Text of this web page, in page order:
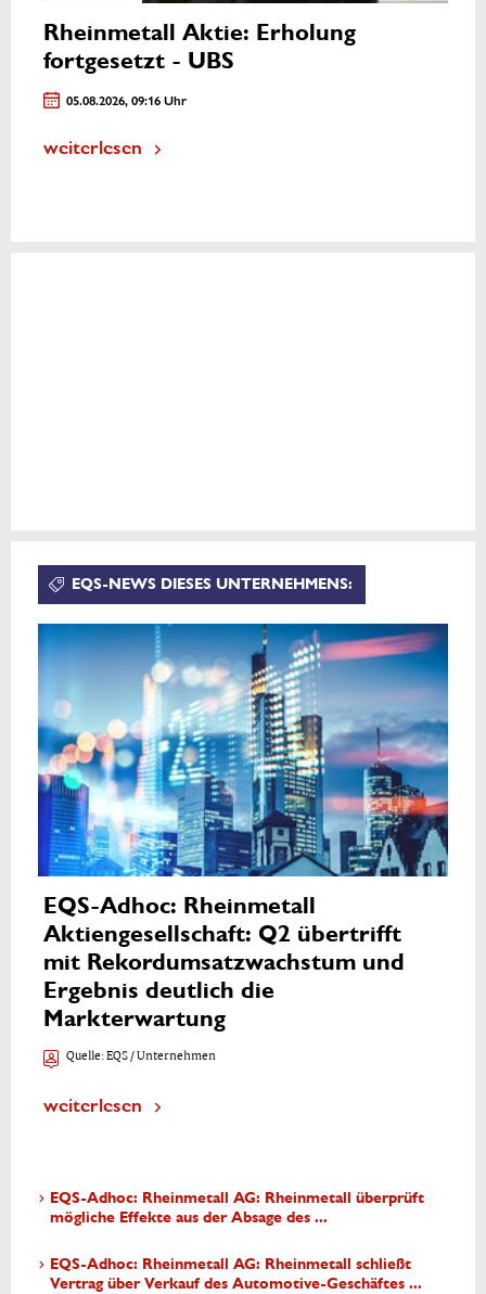
Rheinmetall Aktie: Erholung
fortgesetzt - UBS
05.08.2026, 09:16 Uhr
weiterlesen
EQS-NEWS DIESES UNTERNEHMENS:
EQS-Adhoc: Rheinmetall
Aktiengesellschaft: Q2 übertrifft
mit Rekordumsatzwachstum und
Ergebnis deutlich die
Markterwartung
Quelle:EQS / Unternehmen
weiterlesen
EQS-Adhoc: Rheinmetall AG: Rheinmetall überprüft
mögliche Effekte aus der Absage des ...
EQS-Adhoc: Rheinmetall AG: Rheinmetall schließt
Vertrag über Verkauf des Automotive-Geschäftes ...